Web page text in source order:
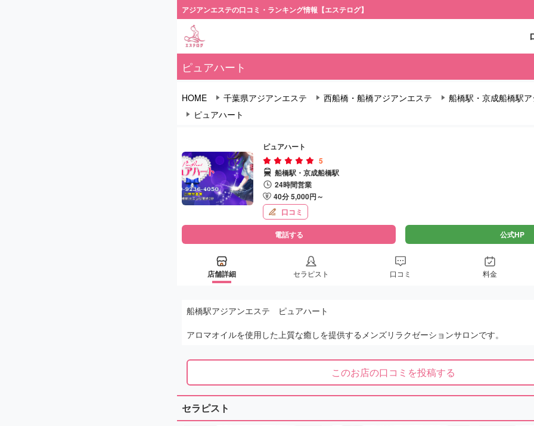
アジアンエステの口コミ・ランキング情報【エステログ】
ピュアハート
HOME 千葉県アジアンエステ 西船橋・船橋アジアンエステ
船橋駅・京成船橋駅
ピュアハート
ピュアハート
5
船橋駅・京成船橋駅
24時間営業
40分 5,000円～
口コミ
電話する 公式HP
店舗詳細 セラピスト 口コミ 料金
船橋駅アジアンエステ ピュアハート
アロマオイルを使用した上質な癒しを提供するメンズリラクゼーションサロンです。
このお店の口コミを投稿する
セラピスト